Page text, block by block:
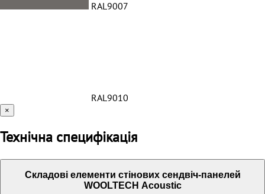
RAL9007
RAL9010
×
Технічна специфікація
Складові елементи стінових сендвіч-панелей
WOOLTECH Acoustic